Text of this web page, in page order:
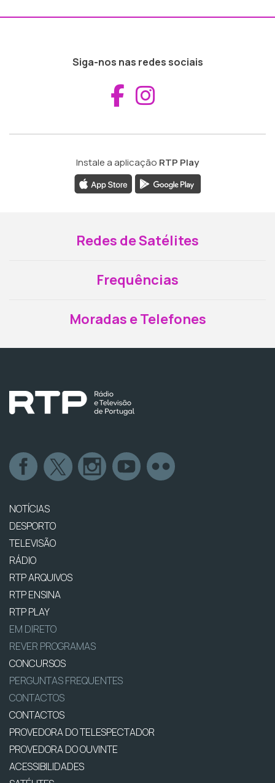
Siga-nos nas redes sociais
Aceder ao
Instale a aplicação RTP Play
Redes de Satélites
Frequências
Moradas e Telefones
NOTÍCIAS
DESPORTO
TELEVISÃO
RÁDIO
RTP ARQUIVOS
RTP ENSINA
RTP PLAY
EM DIRETO
REVER PROGRAMAS
CONCURSOS
PERGUNTAS FREQUENTES
CONTACTOS
CONTACTOS
PROVEDORA DO TELESPECTADOR
PROVEDORA DO OUVINTE
ACESSIBILIDADES